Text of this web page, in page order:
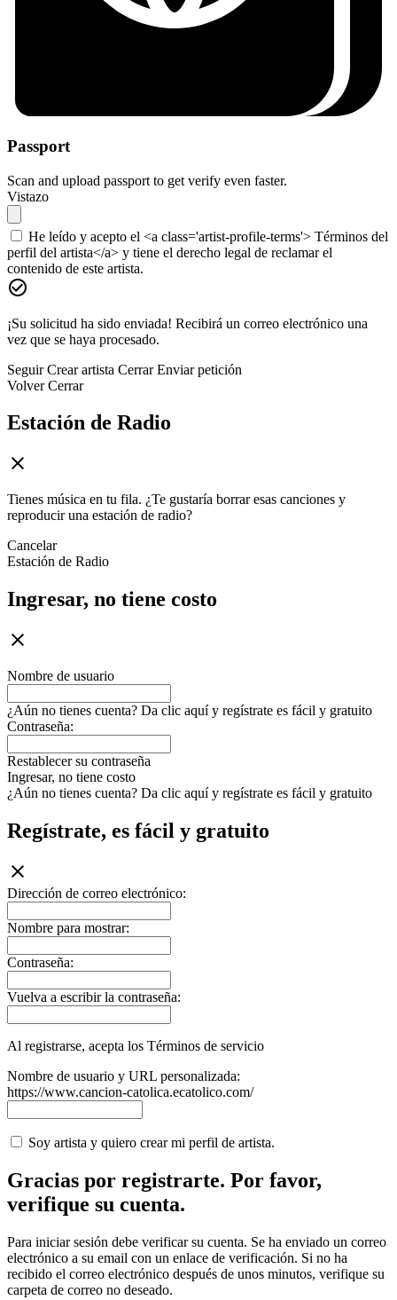
Passport
Scan and upload passport to get verify even faster.
Vistazo
He leído y acepto el <a class='artist-profile-terms'> Términos del
perfil del artista</a> y tiene el derecho legal de reclamar el
contenido de este artista.
¡Su solicitud ha sido enviada! Recibirá un correo electrónico una
vez que se haya procesado.
Seguir Crear artista Cerrar Enviar petición
Volver Cerrar
Estación de Radio
Tienes música en tu fila. ¿Te gustaría borrar esas canciones y
reproducir una estación de radio?
Cancelar
Estación de Radio
Ingresar, no tiene costo
Nombre de usuario
¿Aún no tienes cuenta? Da clic aquí y regístrate es fácil y gratuito
Contraseña:
Restablecer su contraseña
Ingresar, no tiene costo
¿Aún no tienes cuenta? Da clic aquí y regístrate es fácil y gratuito
Regístrate, es fácil y gratuito
Dirección de correo electrónico:
Nombre para mostrar:
Contraseña:
Vuelva a escribir la contraseña:
Al registrarse, acepta los Términos de servicio
Nombre de usuario y URL personalizada:
https://www.cancion-catolica.ecatolico.com/
Soy artista y quiero crear mi perfil de artista.
Gracias por registrarte. Por favor,
verifique su cuenta.
Para iniciar sesión debe verificar su cuenta. Se ha enviado un correo
electrónico a su email con un enlace de verificación. Si no ha
recibido el correo electrónico después de unos minutos, verifique su
carpeta de correo no deseado.